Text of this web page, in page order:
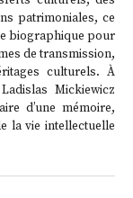
patrimoniales, ce
biographique pour
de transmission,
culturels. À
Mickiewicz
d’une mémoire,
la vie intellectuelle